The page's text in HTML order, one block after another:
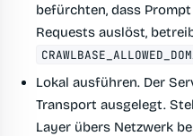
befürchten, dass
Requests auslöst,
Lokal ausführen. Der
Transport ausgelegt.
Layer übers Netzwerk